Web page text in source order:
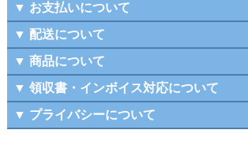
▼ お支払いについて
▼ 配送について
▼ 商品について
▼ 領収書・インボイス対応について
▼ プライバシーについて